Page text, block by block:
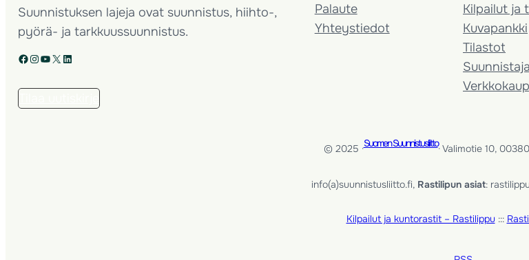
Suunnistuksen lajeja ovat suunnistus, hiihto-,
pyörä- ja tarkkuussuunnistus.
Facebook Instagram YouTube X LinkedIn
Palaute
Yhteystiedot
Kilpailut ja
Kuvapankki
Tilastot
© 2025 ·Suomen Suunnistusliitto· Valimotie 10,
info(a)suunnistusliitto.fi, Rastilipun asiat:
Kilpailut ja kuntorastit – Rastilippu:::